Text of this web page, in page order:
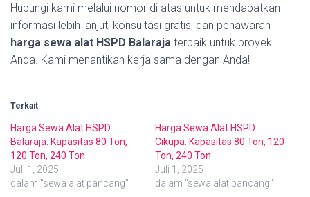
Hubungi kami melalui nomor di atas untuk mendapatkan
informasi lebih lanjut, konsultasi gratis, dan penawaran
harga sewa alat HSPD Balaraja terbaik untuk proyek
Anda. Kami menantikan kerja sama dengan Anda!
Terkait
Harga Sewa Alat HSPD
Balaraja: Kapasitas 80 Ton,
120 Ton, 240 Ton
Juli 1, 2025
dalam "sewa alat pancang"
Harga Sewa Alat HSPD
Cikupa: Kapasitas 80 Ton, 120
Ton, 240 Ton
Juli 1, 2025
dalam "sewa alat pancang"